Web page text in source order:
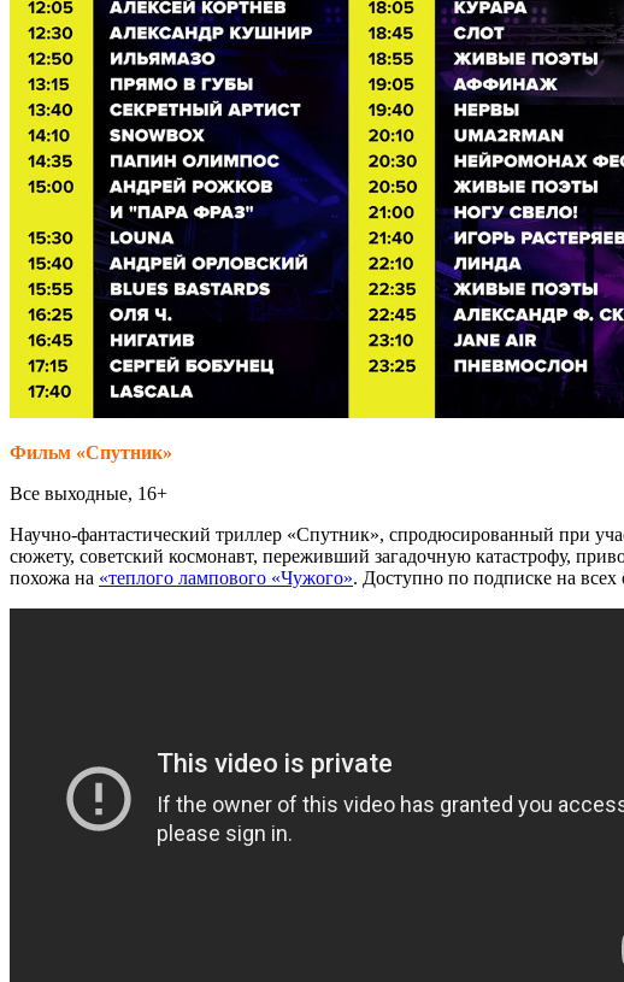
Фильм «Спутник»
Все выходные, 16+
Научно-фантастический триллер «Спутник», спродюсированный при
сюжету, советский космонавт, переживший загадочную катастрофу,
похожа на «теплого лампового «Чужого». Доступно по подписке на